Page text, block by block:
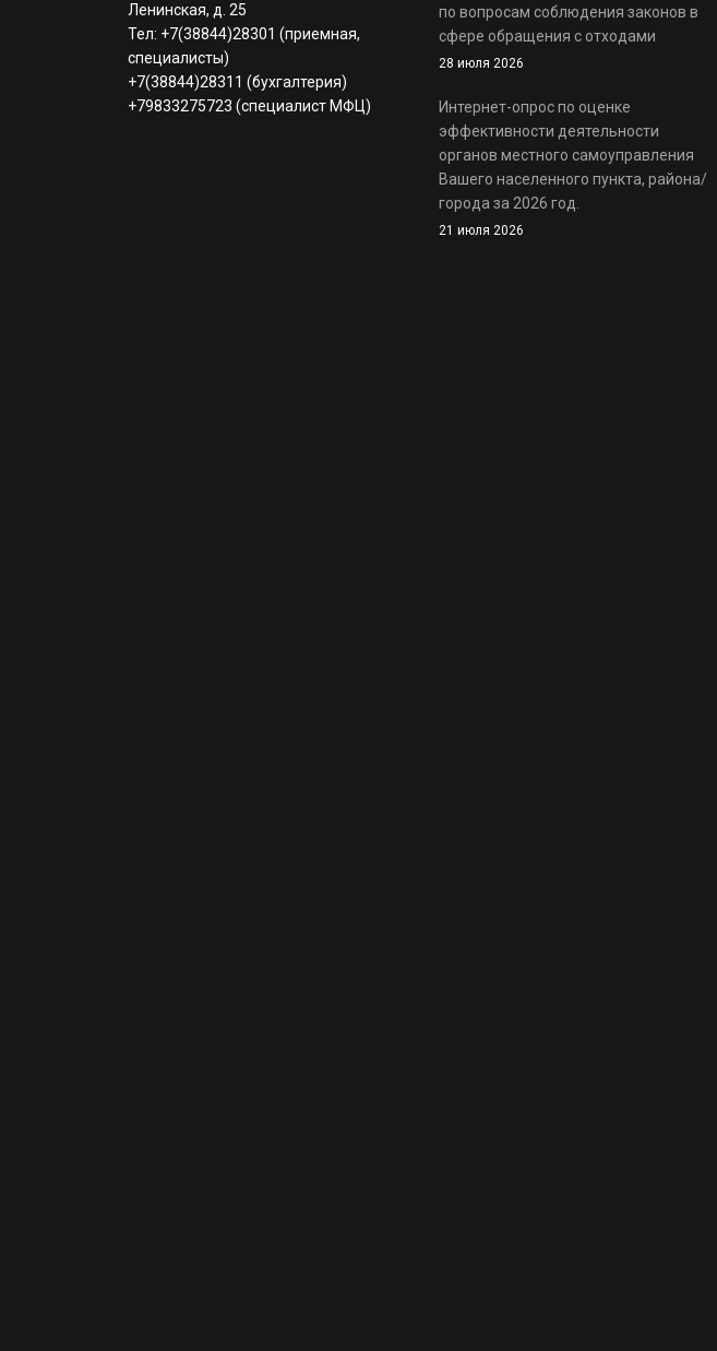
Ленинская, д. 25
Тел: +7(38844)28301 (приемная,
специалисты)
+7(38844)28311 (бухгалтерия)
+79833275723 (специалист МФЦ)
по вопросам соблюдения законов в
сфере обращения с отходами
28 июля 2026
Интернет-опрос по оценке
эффективности деятельности
органов местного самоуправления
Вашего населенного пункта, района/
города за 2026 год.
21 июля 2026